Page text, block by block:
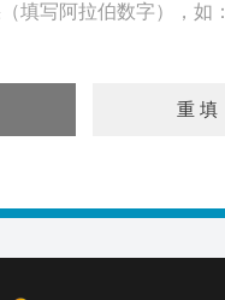
填写阿拉伯数字），如